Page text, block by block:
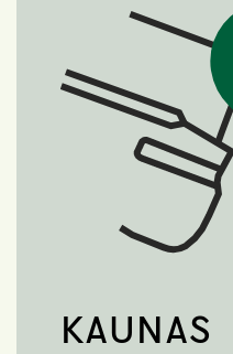
KAUNAS